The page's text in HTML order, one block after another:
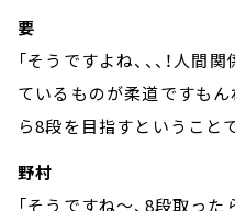
要
「そうですよね、、、！人
ているものが柔道ですもん
ら8段を目指すということで
野村
「そうですね～、8段取っ